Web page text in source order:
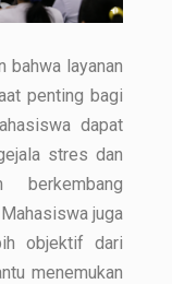
bahwa layanan
penting bagi
dapat
stres dan
berkembang
juga
objektif dari
menemukan